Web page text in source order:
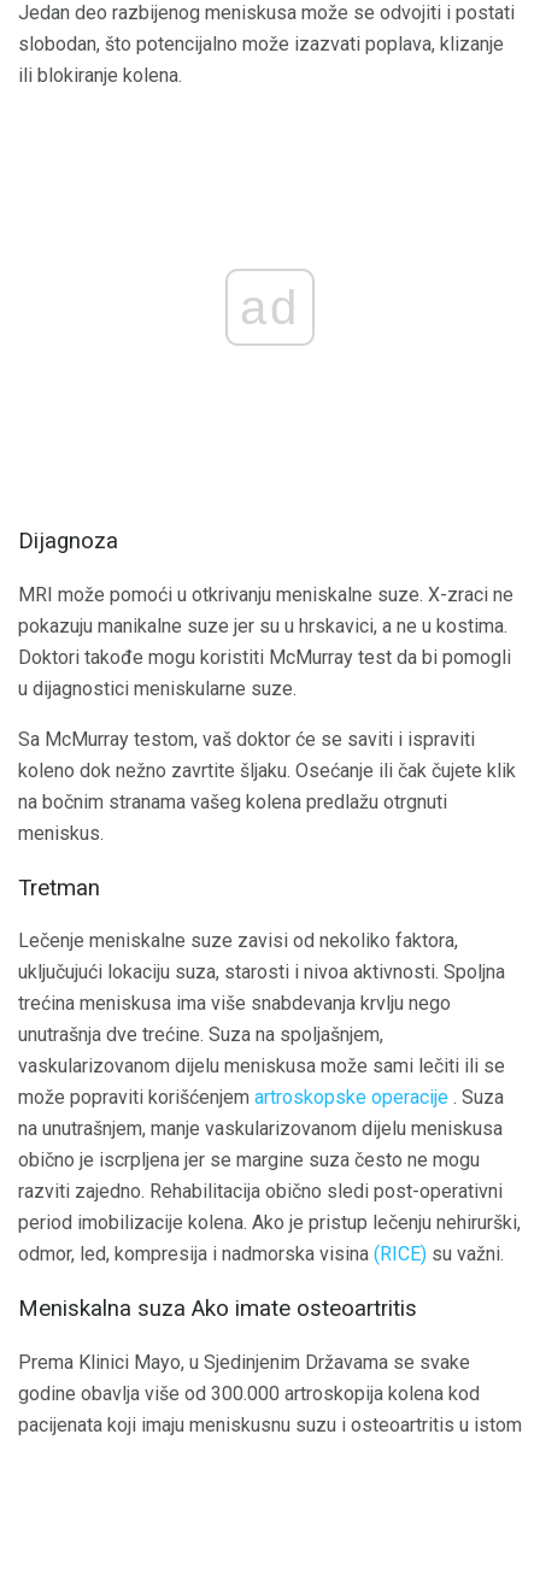
Jedan deo razbijenog meniskusa može se odvojiti i postati
slobodan, što potencijalno može izazvati poplava, klizanje
ili blokiranje kolena.
ad
Dijagnoza
MRI može pomoći u otkrivanju meniskalne suze. X-zraci ne
pokazuju manikalne suze jer su u hrskavici, a ne u kostima.
Doktori takođe mogu koristiti McMurray test da bi pomogli
u dijagnostici meniskularne suze.
Sa McMurray testom, vaš doktor će se saviti i ispraviti
koleno dok nežno zavrtite šljaku. Osećanje ili čak čujete klik
na bočnim stranama vašeg kolena predlažu otrgnuti
meniskus.
Tretman
Lečenje meniskalne suze zavisi od nekoliko faktora,
uključujući lokaciju suza, starosti i nivoa aktivnosti. Spoljna
trećina meniskusa ima više snabdevanja krvlju nego
unutrašnja dve trećine. Suza na spoljašnjem,
vaskularizovanom dijelu meniskusa može sami lečiti ili se
može popraviti korišćenjem artroskopske operacije . Suza
na unutrašnjem, manje vaskularizovanom dijelu meniskusa
obično je iscrpljena jer se margine suza često ne mogu
razviti zajedno. Rehabilitacija obično sledi post-operativni
period imobilizacije kolena. Ako je pristup lečenju nehirurški,
odmor, led, kompresija i nadmorska visina (RICE) su važni.
Meniskalna suza Ako imate osteoartritis
Prema Klinici Mayo, u Sjedinjenim Državama se svake
godine obavlja više od 300.000 artroskopija kolena kod
pacijenata koji imaju meniskusnu suzu i osteoartritis u istom